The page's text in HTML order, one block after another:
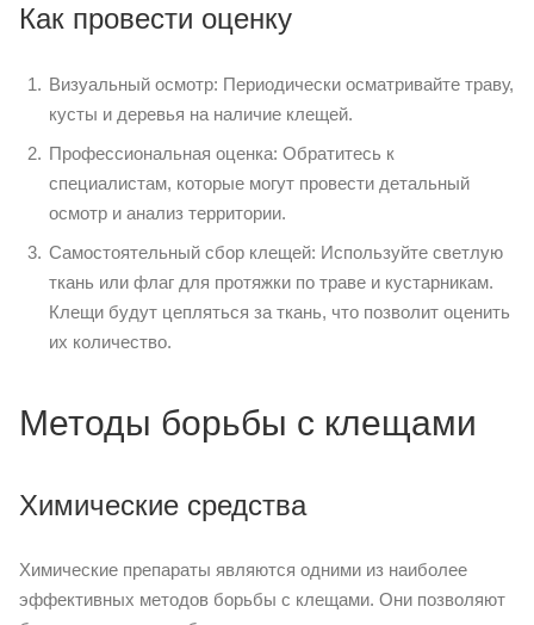
Как провести оценку
Визуальный осмотр: Периодически осматривайте траву,
кусты и деревья на наличие клещей.
Профессиональная оценка: Обратитесь к
специалистам, которые могут провести детальный
осмотр и анализ территории.
Самостоятельный сбор клещей: Используйте светлую
ткань или флаг для протяжки по траве и кустарникам.
Клещи будут цепляться за ткань, что позволит оценить
их количество.
Методы борьбы с клещами
Химические средства
Химические препараты являются одними из наиболее
эффективных методов борьбы с клещами. Они позволяют